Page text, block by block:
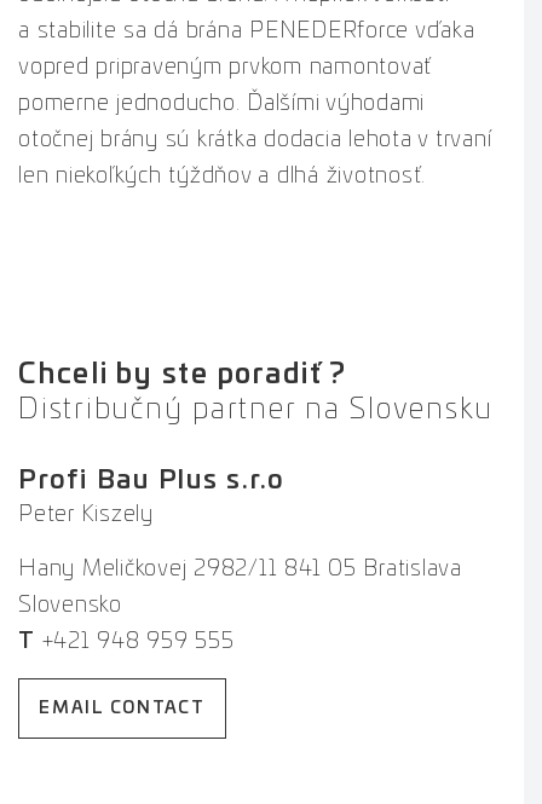
a stabilite sa dá brána PENEDERforce vďaka
vopred pripraveným prvkom namontovať
pomerne jednoducho. Ďalšími výhodami
otočnej brány sú krátka dodacia lehota v trvaní
len niekoľkých týždňov a dlhá životnosť.
Chceli by ste poradiť?
Distribučný partner na Slovensku
Profi Bau Plus s.r.o
Peter Kiszely
Hany Meličkovej 2982/11 841 05 Bratislava
Slovensko
+421 948 959 555
EMAIL CONTACT